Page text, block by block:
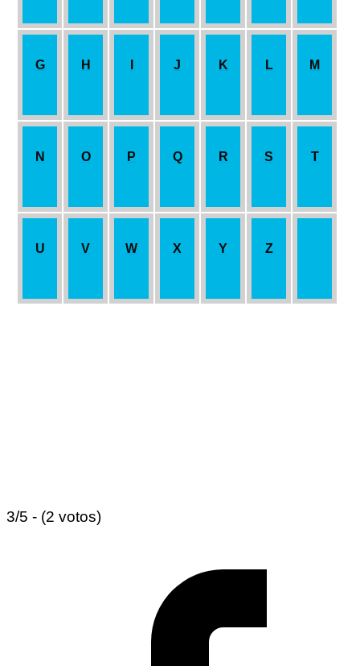
G H J K L M
N O P Q R S T
U V W X Y Z
3/5 - (2 votos)